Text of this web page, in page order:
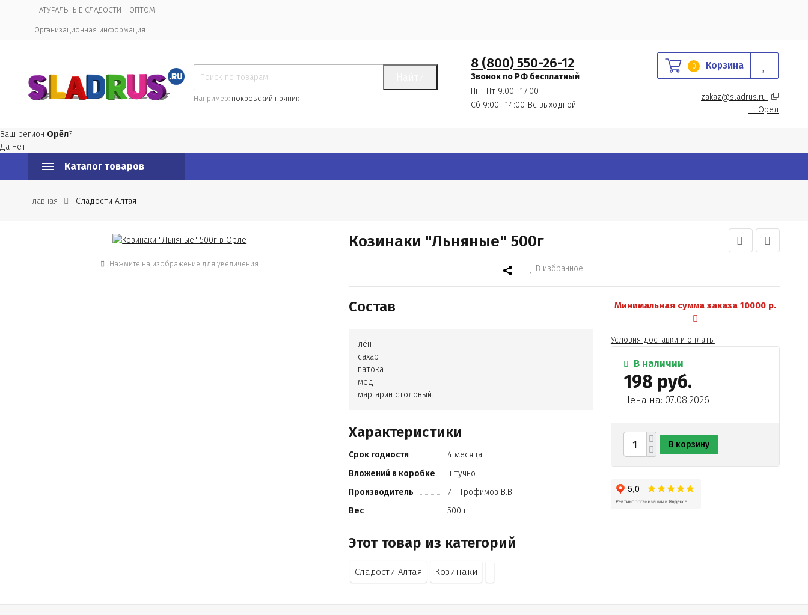
НАТУРАЛЬНЫЕ СЛАДОСТИ - ОПТОМ
Организационная информация
Например: покровский пряник
8 (800) 550-26-12
Звонок по РФ бесплатный
Пн—Пт 9:00—17:00
Сб 9:00—14:00 Вс выходной
0 Корзина
zakaz@sladrus.ru
г. Орёл
Ваш регион Орёл?
Да Нет
Каталог товаров
Главная Сладости Алтая
Нажмите на изображение для увеличения
Козинаки "Льняные" 500г
В избранное
Состав
лён
сахар
патока
мед
маргарин столовый.
Характеристики
Срок годности
4 месяца
Вложений в коробке
штучно
Производитель
ИП Трофимов В.В.
Вес
500 г
Этот товар из категорий
Сладости Алтая Козинаки
Минимальная сумма заказа 10000 р.
Условия доставки и оплаты
В наличии
198 руб.
Цена на: 07.08.2026
В корзину